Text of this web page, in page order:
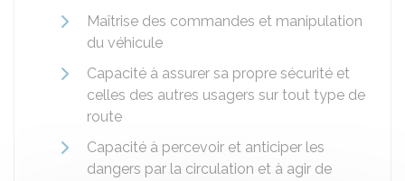
Maîtrise des commandes et manipulation
du véhicule
Capacité à assurer sa propre sécurité et
celles des autres usagers sur tout type de
route
Capacité à percevoir et anticiper les
dangers par la circulation et à agir de